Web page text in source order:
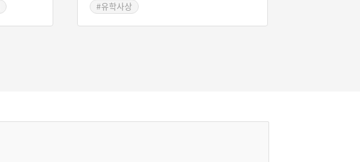
직인다’고 해서 오행이지만, 行을 ‘항렬 항’으로
스림을 三德으로써 함이요, 다음 일곱째는 밝힘
#유학사상